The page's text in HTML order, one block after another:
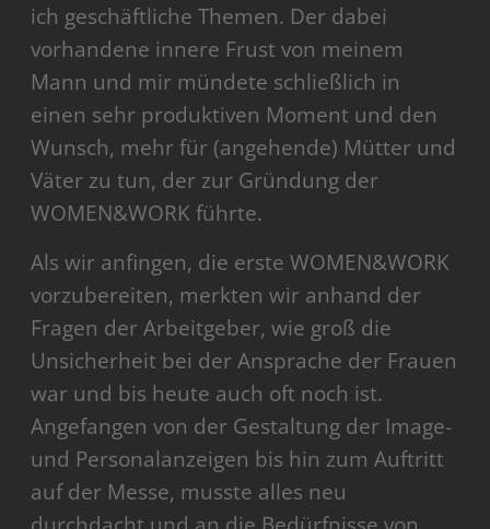
ich geschäftliche Themen. Der dabei
vorhandene innere Frust von meinem
Mann und mir mündete schließlich in
einen sehr produktiven Moment und den
Wunsch, mehr für (angehende) Mütter und
Väter zu tun, der zur Gründung der
WOMEN&WORK führte.
Als wir anfingen, die erste WOMEN&WORK
vorzubereiten, merkten wir anhand der
Fragen der Arbeitgeber, wie groß die
Unsicherheit bei der Ansprache der Frauen
war und bis heute auch oft noch ist.
Angefangen von der Gestaltung der Image-
und Personalanzeigen bis hin zum Auftritt
auf der Messe, musste alles neu